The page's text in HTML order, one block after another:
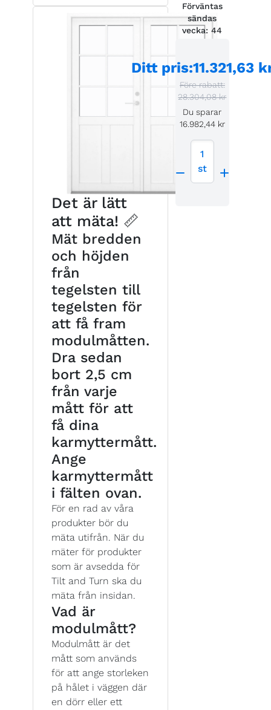
Det är lätt
att mäta! 📏
Mät bredden
och höjden
från
tegelsten till
tegelsten för
att få fram
modulmåtten.
Dra sedan
bort 2,5 cm
från varje
mått för att
få dina
karmyttermått.
Ange
karmyttermått
i fälten ovan.
För en rad av våra
produkter bör du
mäta utifrån. När du
mäter för produkter
som är avsedda för
Tilt and Turn ska du
mäta från insidan.
Vad är
modulmått?
Modulmått är det
mått som används
för att ange storleken
på hålet i väggen där
en dörr eller ett
Förväntas
sändas
vecka: 44
Ditt pris:11.321,63
Före rabatt:
28.304,08 kr
Du sparar
16.982,44 kr
1
st